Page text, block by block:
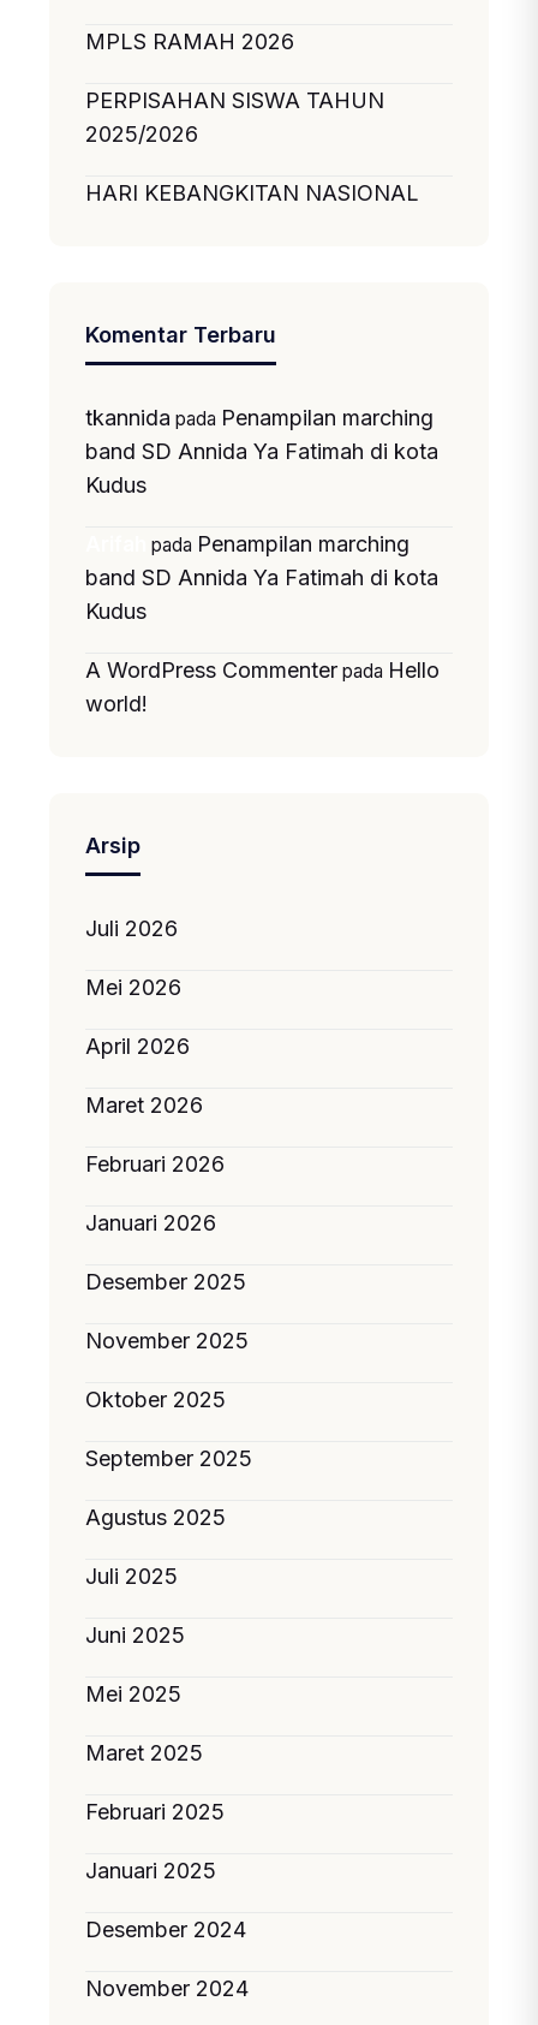
MPLS RAMAH 2026
PERPISAHAN SISWA TAHUN
2025/2026
HARI KEBANGKITAN NASIONAL
Komentar Terbaru
tkannida pada Penampilan marching
band SD Annida Ya Fatimah di kota
Kudus
pada Penampilan marching
band SD Annida Ya Fatimah di kota
Kudus
A WordPress Commenter pada Hello
world!
Arsip
Juli 2026
Mei 2026
April 2026
Maret 2026
Februari 2026
Januari 2026
Desember 2025
November 2025
Oktober 2025
September 2025
Agustus 2025
Juli 2025
Juni 2025
Mei 2025
Maret 2025
Februari 2025
Januari 2025
Desember 2024
November 2024